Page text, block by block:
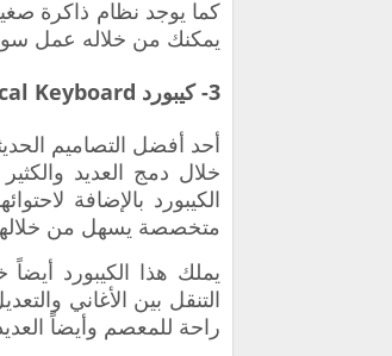
كما يوجد نظام ذاكرة
يمكنك من خلاله عمل
3- كيبورد E-Element Z-88 Mechanical Keyboard
أحد أفضل التصاميم
خلال دمج العديد
متخصصة يسهل من خلالها
يملك هذا الكيبورد
التنقل بين الأغاني
راحة للمعصم وأيضاً